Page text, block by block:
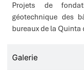
Galerie
Projets de
géotechnique des
bureaux de la Quinta